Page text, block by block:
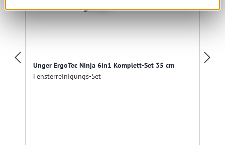
Unger ErgoTec Ninja 6in1 Komplett-Set 35 cm
Fensterreinigungs-Set